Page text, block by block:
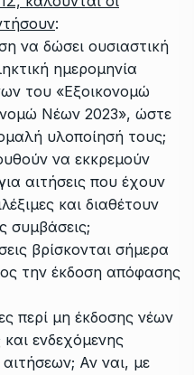
:
να δώσει ουσιαστική
ημερομηνία
του «Εξοικονομώ
Νέων 2023», ώστε
υλοποίησή τους;
να εκκρεμούν
αιτήσεις που έχουν
και διαθέτουν
συμβάσεις;
βρίσκονται σήμερα
την έκδοση απόφασης
περί μη έκδοσης νέων
ενδεχόμενης
Αν ναι, με